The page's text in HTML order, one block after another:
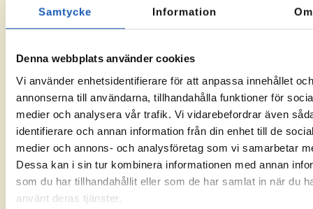
Samtycke Information Om
Denna webbplats använder cookies
Vi använder enhetsidentifierare för att anpassa innehållet och
annonserna till användarna, tillhandahålla funktioner för
medier och analysera vår trafik. Vi vidarebefordrar även
identifierare och annan information från din enhet till de
medier och annons- och analysföretag som vi samarbetar
Dessa kan i sin tur kombinera informationen med annan
som du har tillhandahållit eller som de har samlat in när du
använt deras tjänster.
3. Kompetensbaserade svar
Ge konkreta exempel på vad du bidragit med i